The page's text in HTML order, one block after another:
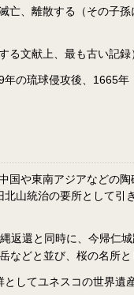
、離散する（その子
文献上、最も古い記録
の琉球侵攻後、1665
国や東南アジアなど
山統治の要所として
返還と同時に、今帰仁
どと並び、桜の名所
してユネスコの世界